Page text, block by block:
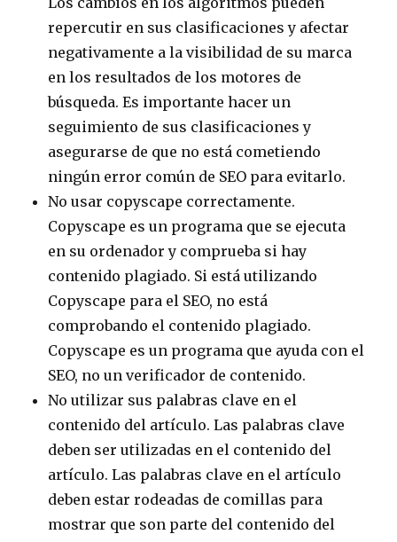
repercutir en sus clasificaciones y afectar
negativamente a la visibilidad de su marca
en los resultados de los motores de
búsqueda. Es importante hacer un
seguimiento de sus clasificaciones y
asegurarse de que no está cometiendo
ningún error común de SEO para evitarlo.
No usar copyscape correctamente.
Copyscape es un programa que se ejecuta
en su ordenador y comprueba si hay
contenido plagiado. Si está utilizando
Copyscape para el SEO, no está
comprobando el contenido plagiado.
Copyscape es un programa que ayuda con el
SEO, no un verificador de contenido.
No utilizar sus palabras clave en el
contenido del artículo. Las palabras clave
deben ser utilizadas en el contenido del
artículo. Las palabras clave en el artículo
deben estar rodeadas de comillas para
mostrar que son parte del contenido del